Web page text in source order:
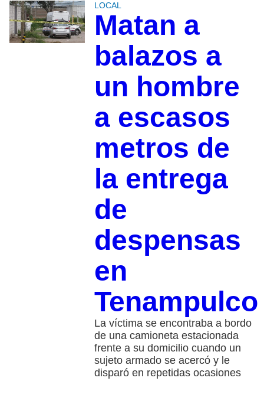
LOCAL
Matan a
balazos a
un hombre
a escasos
metros de
la entrega
de
despensas
en
Tenampulco
La víctima se encontraba a bordo
de una camioneta estacionada
frente a su domicilio cuando un
sujeto armado se acercó y le
disparó en repetidas ocasiones